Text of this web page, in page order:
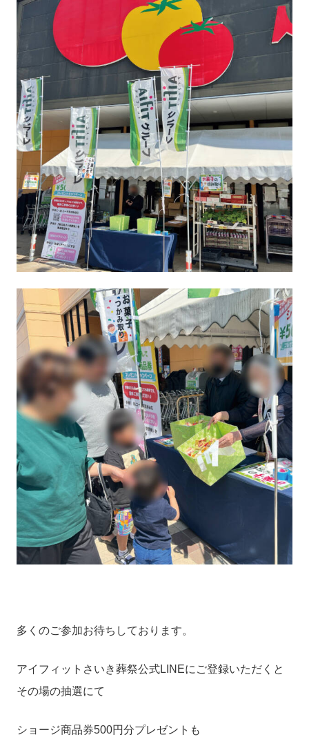
多くのご参加お待ちしております。
アイフィットさいき葬祭公式LINEにご登録いただくと
その場の抽選にて
ショージ商品券500円分プレゼントも